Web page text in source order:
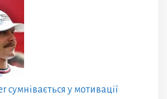
сумнівається у мотивації